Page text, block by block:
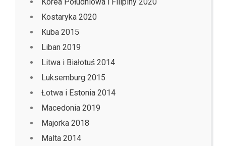
Kostaryka 2020
Kuba 2015
Liban 2019
Litwa i Białotuś 2014
Luksemburg 2015
Łotwa i Estonia 2014
Macedonia 2019
Majorka 2018
Malta 2014